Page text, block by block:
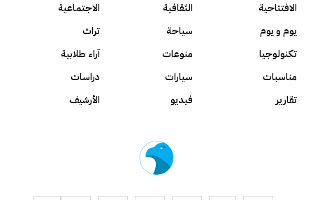
الافتتاحية
الثقافية
الاجتماعية
يوم و يوم
سياحة
تراث
تكنولوجيا
منوعات
آراء طلابية
مناسبات
سيارات
دراسات
تقارير
فيديو الأرشيف